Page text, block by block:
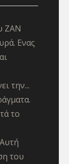
ΖΑΝ
Ενας
την...
το
του